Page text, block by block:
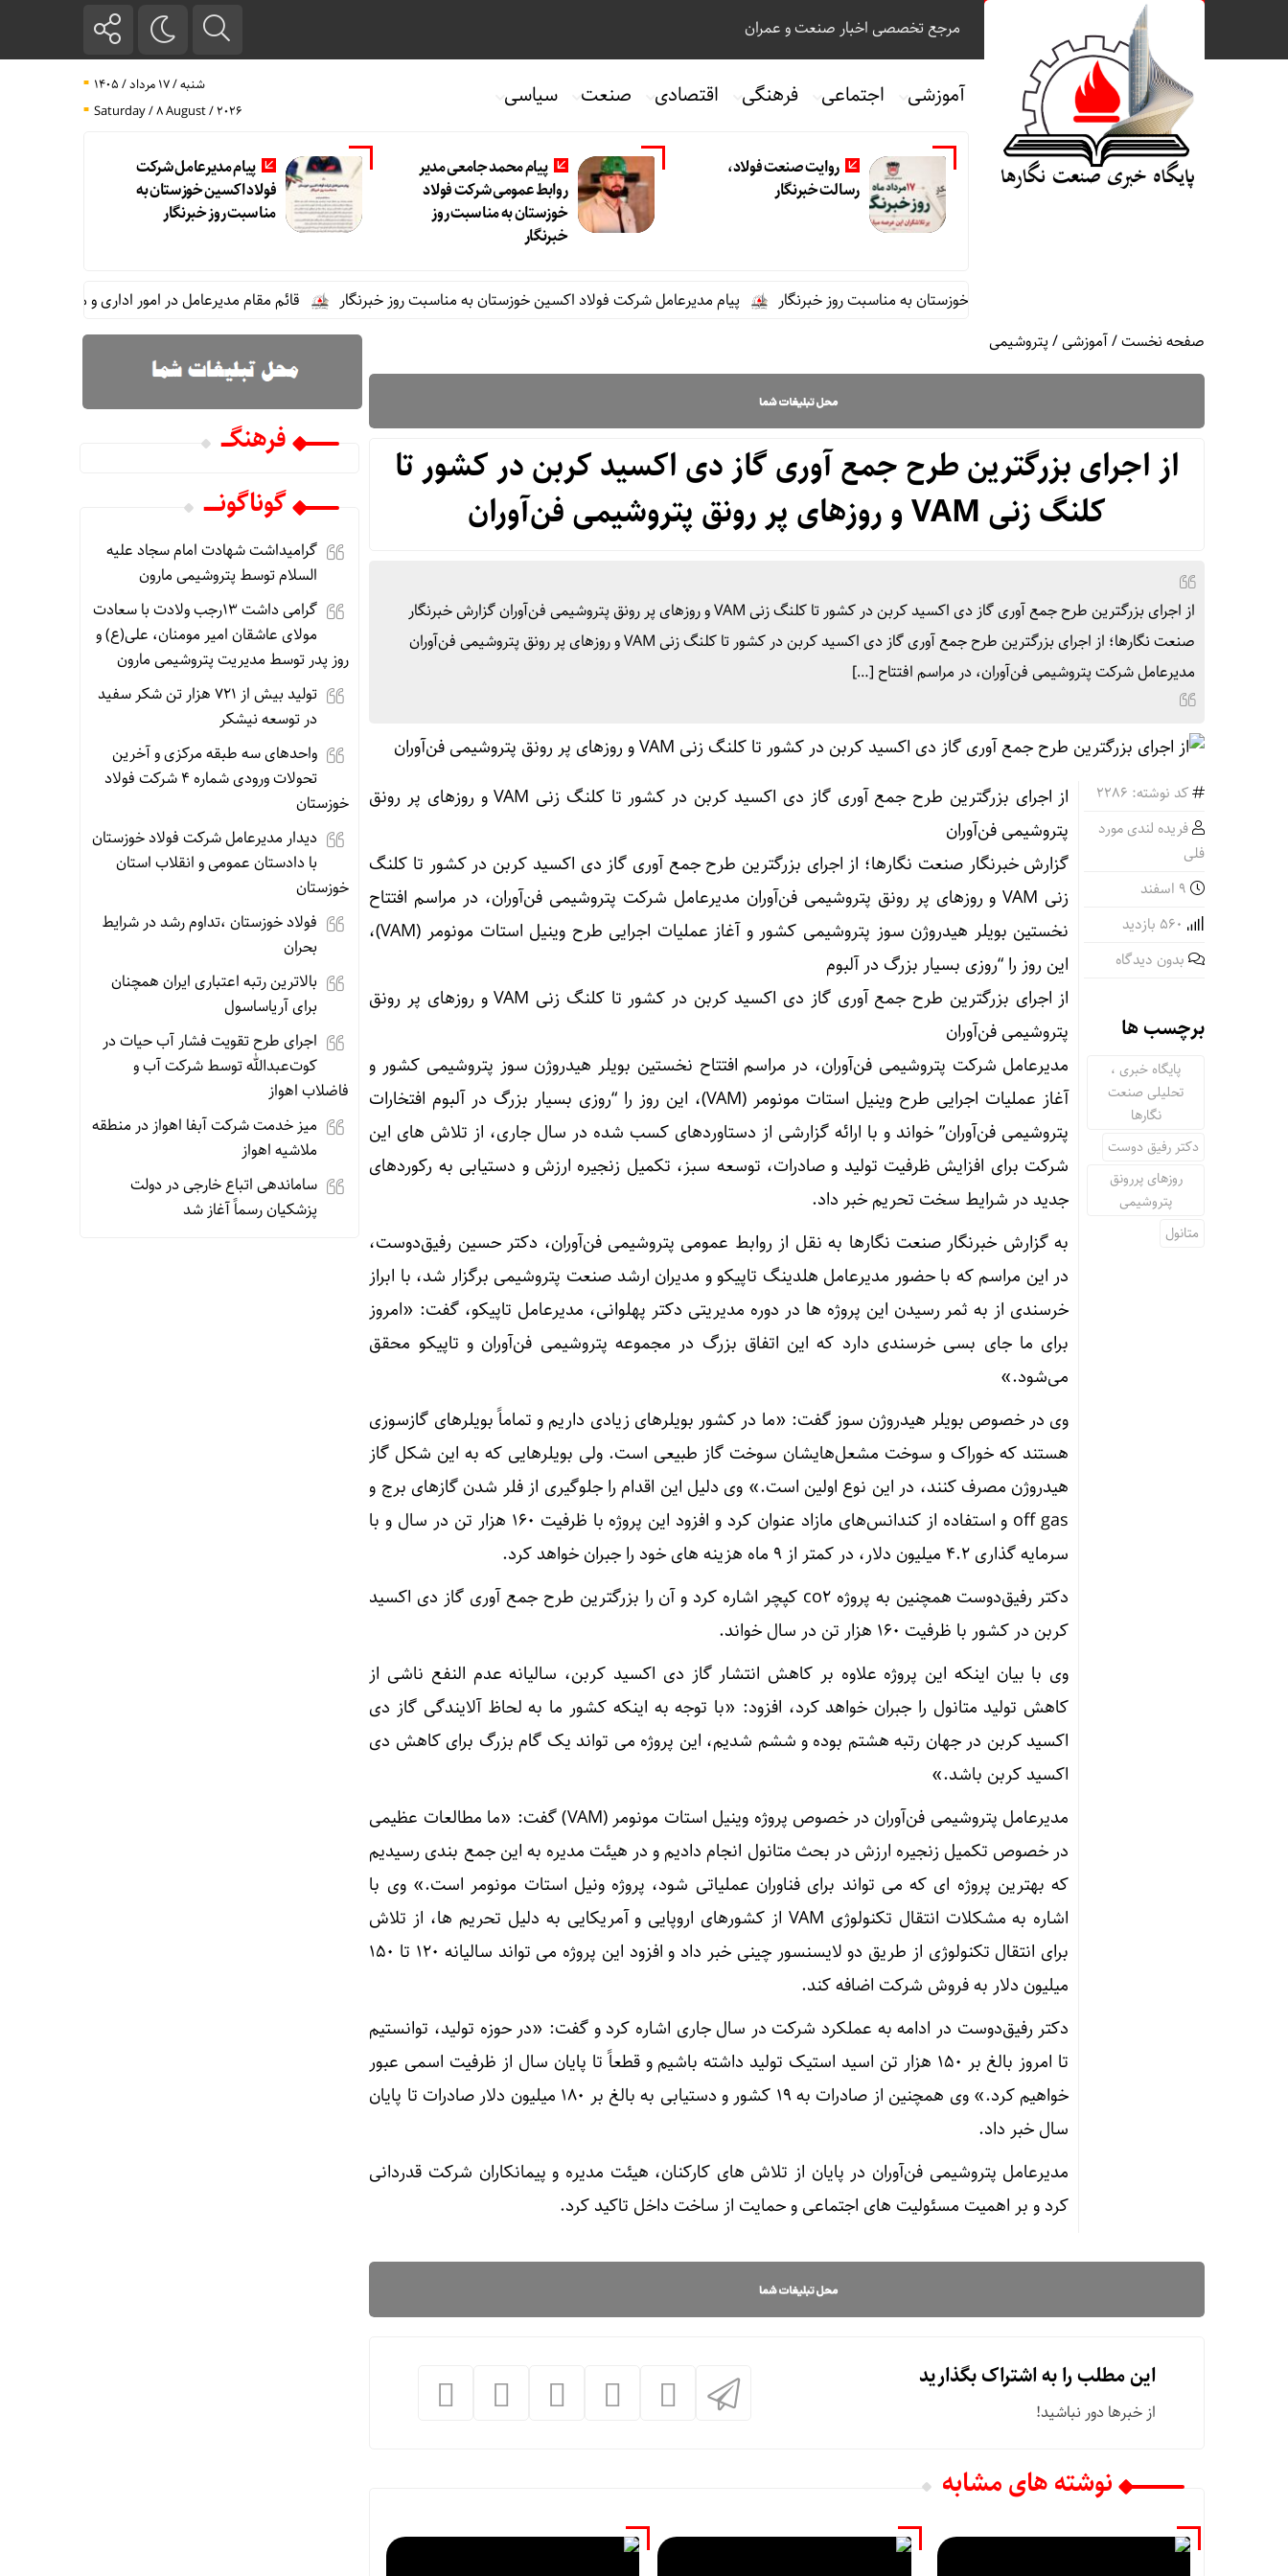
مرجع تخصصی اخبار صنعت و عمران
آموزشی اجتماعی فرهنگی اقتصادی صنعت سیاسی
شنبه / ۱۷ مرداد / ۱۴۰۵
Saturday / 8 August / 2026
روایت صنعت فولاد،‌
رسالت خبرنگار
پیام محمد جامعی مدیر
روابط عمومی شرکت فولاد
خوزستان به مناسبت روز
خبرنگار
پیام مدیرعامل شرکت
فولاد اکسین خوزستان به
مناسبت روز خبرنگار
محمد جامعی مدیر روابط عمومی شرکت فولاد خوزستان به مناسبت روز خبرنگار پیام مدیرعامل شرکت فولاد اکسین خوزستان به مناسبت روز خبرنگار
قائم مقام مدیرعامل در امور اداری و مالی فولاد
صفحه نخست/آموزشی/پتروشیمی
از اجرای بزرگترین طرح جمع آوری گاز دی اکسید کربن در کشور تا
کلنگ زنی VAM و روزهای پر رونق پتروشیمی فن‌آوران
از اجرای بزرگترین طرح جمع آوری گاز دی اکسید کربن در کشور تا کلنگ زنی VAM و روزهای پر رونق پتروشیمی فن‌آوران گزارش خبرنگار
صنعت نگارها؛ از اجرای بزرگترین طرح جمع آوری گاز دی اکسید کربن در کشور تا کلنگ زنی VAM و روزهای پر رونق پتروشیمی فن‌آوران
مدیرعامل شرکت پتروشیمی فن‌آوران، در مراسم افتتاح […]
کد نوشته: 2286
فریده لندی مورد
فلی
بدون دیدگاه
برچسب ها
پایگاه خبری ،
تحلیلی صنعت
نگارها
دکتر رفیق دوست
روزهای پررونق
پتروشیمی
متانول
از اجرای بزرگترین طرح جمع آوری گاز دی اکسید کربن در کشور تا کلنگ زنی VAM و روزهای پر رونق
پتروشیمی فن‌آوران
گزارش خبرنگار صنعت نگارها؛ از اجرای بزرگترین طرح جمع آوری گاز دی اکسید کربن در کشور تا کلنگ
زنی VAM و روزهای پر رونق پتروشیمی فن‌آوران مدیرعامل شرکت پتروشیمی فن‌آوران، در مراسم افتتاح
نخستین بویلر هیدروژن سوز پتروشیمی کشور و آغاز عملیات اجرایی طرح وینیل استات مونومر (VAM)،
این روز را “روزی بسیار بزرگ در آلبوم
از اجرای بزرگترین طرح جمع آوری گاز دی اکسید کربن در کشور تا کلنگ زنی VAM و روزهای پر رونق
پتروشیمی فن‌آوران
مدیرعامل شرکت پتروشیمی فن‌آوران، در مراسم افتتاح نخستین بویلر هیدروژن سوز پتروشیمی کشور و
آغاز عملیات اجرایی طرح وینیل استات مونومر (VAM)، این روز را “روزی بسیار بزرگ در آلبوم افتخارات
پتروشیمی فن‌آوران” خواند و با ارائه گزارشی از دستاوردهای کسب شده در سال جاری، از تلاش های این
شرکت برای افزایش ظرفیت تولید و صادرات، توسعه سبز، تکمیل زنجیره ارزش و دستیابی به رکوردهای
جدید در شرایط سخت تحریم خبر داد.
به گزارش خبرنگار صنعت نگارها به نقل از روابط عمومی پتروشیمی فن‌آوران، دکتر حسین رفیق‌دوست،
در این مراسم که با حضور مدیرعامل هلدینگ تاپیکو و مدیران ارشد صنعت پتروشیمی برگزار شد، با ابراز
خرسندی از به ثمر رسیدن این پروژه ها در دوره مدیریتی دکتر پهلوانی، مدیرعامل تاپیکو، گفت: «امروز
برای ما جای بسی خرسندی دارد که این اتفاق بزرگ در مجموعه پتروشیمی فن‌آوران و تاپیکو محقق
می‌شود.»
وی در خصوص بویلر هیدروژن سوز گفت: «ما در کشور بویلرهای زیادی داریم و تماماً بویلرهای گازسوزی
هستند که خوراک و سوخت مشعل‌هایشان سوخت گاز طبیعی است. ولی بویلرهایی که به این شکل گاز
هیدروژن مصرف کنند، در این نوع اولین است.» وی دلیل این اقدام را جلوگیری از فلر شدن گازهای برج و
off gas و استفاده از کندانس‌های مازاد عنوان کرد و افزود این پروژه با ظرفیت ۱۶۰ هزار تن در سال و با
سرمایه گذاری ۴.۲ میلیون دلار، در کمتر از ۹ ماه هزینه های خود را جبران خواهد کرد.
دکتر رفیق‌دوست همچنین به پروژه co2 کپچر اشاره کرد و آن را بزرگترین طرح جمع آوری گاز دی اکسید
کربن در کشور با ظرفیت ۱۶۰ هزار تن در سال خواند.
وی با بیان اینکه این پروژه علاوه بر کاهش انتشار گاز دی اکسید کربن، سالیانه عدم النفع ناشی از
کاهش تولید متانول را جبران خواهد کرد، افزود: «با توجه به اینکه کشور ما به لحاظ آلایندگی گاز دی
اکسید کربن در جهان رتبه هشتم بوده و ششم شدیم، این پروژه می تواند یک گام بزرگ برای کاهش دی
اکسید کربن باشد.»
مدیرعامل پتروشیمی فن‌آوران در خصوص پروژه وینیل استات مونومر (VAM) گفت: «ما مطالعات عظیمی
در خصوص تکمیل زنجیره ارزش در بحث متانول انجام دادیم و در هیئت مدیره به این جمع بندی رسیدیم
که بهترین پروژه ای که می تواند برای فناوران عملیاتی شود، پروژه ونیل استات مونومر است.» وی با
اشاره به مشکلات انتقال تکنولوژی VAM از کشورهای اروپایی و آمریکایی به دلیل تحریم ها، از تلاش
برای انتقال تکنولوژی از طریق دو لایسنسور چینی خبر داد و افزود این پروژه می تواند سالیانه ۱۲۰ تا ۱۵۰
میلیون دلار به فروش شرکت اضافه کند.
دکتر رفیق‌دوست در ادامه به عملکرد شرکت در سال جاری اشاره کرد و گفت: «در حوزه تولید، توانستیم
تا امروز بالغ بر ۱۵۰ هزار تن اسید استیک تولید داشته باشیم و قطعاً تا پایان سال از ظرفیت اسمی عبور
خواهیم کرد.» وی همچنین از صادرات به ۱۹ کشور و دستیابی به بالغ بر ۱۸۰ میلیون دلار صادرات تا پایان
سال خبر داد.
مدیرعامل پتروشیمی فن‌آوران در پایان از تلاش های کارکنان، هیئت مدیره و پیمانکاران شرکت قدردانی
کرد و بر اهمیت مسئولیت های اجتماعی و حمایت از ساخت داخل تاکید کرد.
این مطلب را به اشتراک بگذارید
از خبرها دور نباشید!
نوشته های مشابه
فرهنگـــ
گوناگونـــــ
گرامیداشت شهادت امام سجاد علیه
السلام توسط پتروشیمی مارون
گرامی داشت ۱۳رجب ولادت با سعادت
مولای عاشقان امیر مومنان، علی(ع) و
روز پدر توسط مدیریت پتروشیمی مارون
تولید بیش از ۷۲۱ هزار تن شکر سفید
در توسعه نیشکر
واحدهای سه طبقه مرکزی و آخرین
تحولات ورودی شماره ۴ شرکت فولاد
خوزستان
دیدار مدیرعامل شرکت فولاد خوزستان
با دادستان عمومی و انقلاب استان
خوزستان
فولاد خوزستان ،تداوم رشد در شرایط
بحران
بالاترین رتبه اعتباری ایران همچنان
برای آریاساسول
اجرای طرح تقویت فشار آب حیات در
کوت‌عبدالله توسط شرکت آب و
فاضلاب اهواز
میز خدمت شرکت آبفا اهواز در منطقه
ملاشیه اهواز
ساماندهی اتباع خارجی در دولت
پزشکیان رسماً آغاز شد